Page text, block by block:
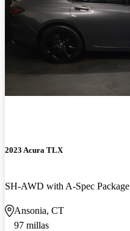
2023 Acura TLX
SH-AWD with A-Spec Package
Ansonia, CT
97 millas